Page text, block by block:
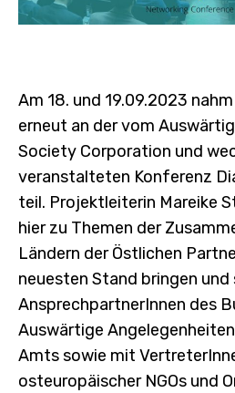
Am 18. und 19.09.2023
erneut an der vom
Society Corporation und
veranstalteten Konferenz
teil. Projektleiterin Mareike
hier zu Themen der
Ländern der Östlichen
neuesten Stand bringen und
AnsprechpartnerInnen des
Auswärtige
Amts sowie mit
osteuropäischer NGOs und